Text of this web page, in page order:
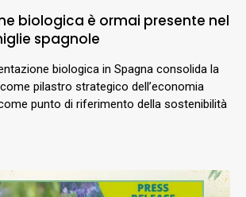
biologica è ormai presente nel
spagnole
biologica in Spagna consolida la
pilastro strategico dell’economia
punto di riferimento della sostenibilità